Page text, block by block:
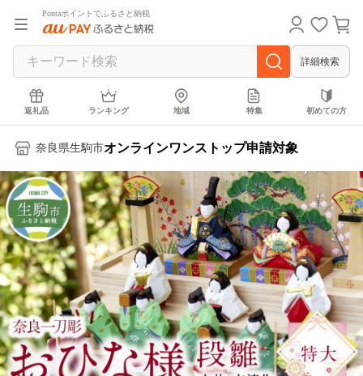
Pontaポイントでふるさと納税
詳細検索
返礼品 ランキング 地域 特集 初めての方
奈良県生駒市オンラインワンストップ申請対象